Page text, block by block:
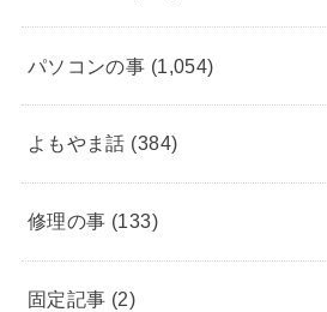
パソコンの事 (1,054)
よもやま話 (384)
修理の事 (133)
固定記事 (2)